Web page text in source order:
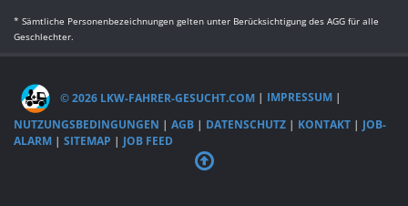
* Sämtliche Personenbezeichnungen gelten unter Berücksichtigung des AGG für alle
Geschlechter.
© 2026 LKW-FAHRER-GESUCHT.COM | IMPRESSUM |
NUTZUNGSBEDINGUNGEN | AGB | DATENSCHUTZ | KONTAKT | JOB-
ALARM | SITEMAP | JOB FEED